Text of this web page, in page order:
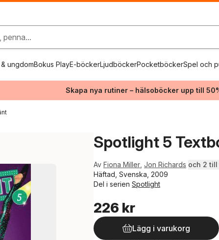
penna...
ungdomBokus PlayE-böckerLjudböckerPocketböckerSpel och
Skapa nya rutiner – hälsoböcker upp till
Spotlight 5
Av Fiona Miller Jon Richards och 2 till
Häftad, Svenska, 2009
Del i serien Spotlight
226 kr
Lägg i varukorg